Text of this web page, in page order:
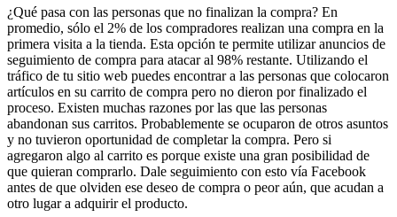
¿Qué pasa con las personas que no finalizan la compra? En
promedio, sólo el 2% de los compradores realizan una compra en la
primera visita a la tienda. Esta opción te permite utilizar anuncios de
seguimiento de compra para atacar al 98% restante. Utilizando el
tráfico de tu sitio web puedes encontrar a las personas que colocaron
artículos en su carrito de compra pero no dieron por finalizado el
proceso. Existen muchas razones por las que las personas
abandonan sus carritos. Probablemente se ocuparon de otros asuntos
y no tuvieron oportunidad de completar la compra. Pero si
agregaron algo al carrito es porque existe una gran posibilidad de
que quieran comprarlo. Dale seguimiento con esto vía Facebook
antes de que olviden ese deseo de compra o peor aún, que acudan a
otro lugar a adquirir el producto.